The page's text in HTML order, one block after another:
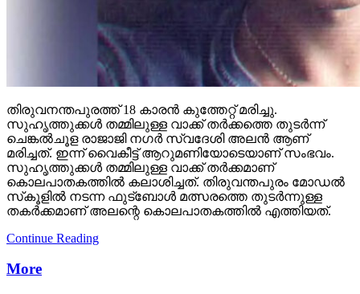
തിരുവനന്തപുരത്ത് 18 കാരന്‍ കുത്തേറ്റ് മരിച്ചു.
സുഹൃത്തുക്കള്‍ തമ്മിലുള്ള വാക്ക് തര്‍ക്കത്തെ തുടര്‍ന്ന്
ചെങ്കല്‍ചൂള രാജാജി നഗര്‍ സ്വദേശി അലന്‍ ആണ്
മരിച്ചത്. ഇന്ന് വൈകീട്ട് ആറുമണിയോടെയാണ് സംഭവം.
സുഹൃത്തുക്കള്‍ തമ്മിലുള്ള വാക്ക് തര്‍ക്കമാണ്
കൊലപാതകത്തില്‍ കലാശിച്ചത്. തിരുവന്തപുരം മോഡല്‍
സ്‌കൂളില്‍ നടന്ന ഫുട്‌ബോള്‍ മത്സരത്തെ തുടര്‍ന്നുള്ള
തകര്‍ക്കമാണ് അലന്റെ കൊലപാതകത്തില്‍ എത്തിയത്.
Continue Reading
More